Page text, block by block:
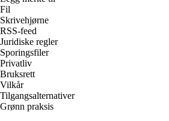
Fil
Skrivehjørne
RSS-feed
Juridiske regler
Sporingsfiler
Privatliv
Bruksrett
Vilkår
Tilgangsalternativer
Grønn praksis